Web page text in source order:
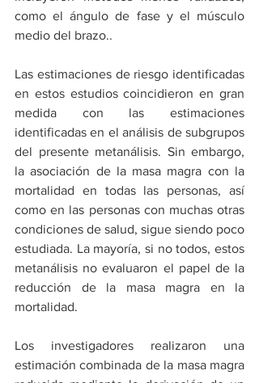
como el ángulo de fase y el músculo
medio del brazo..
Las estimaciones de riesgo identificadas
en estos estudios coincidieron en gran
medida con las estimaciones
identificadas en el análisis de subgrupos
del presente metanálisis. Sin embargo,
la asociación de la masa magra con la
mortalidad en todas las personas, así
como en las personas con muchas otras
condiciones de salud, sigue siendo poco
estudiada. La mayoría, si no todos, estos
metanálisis no evaluaron el papel de la
reducción de la masa magra en la
mortalidad.
Los investigadores realizaron una
estimación combinada de la masa magra